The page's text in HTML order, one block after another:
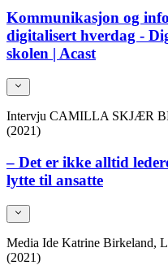
Kommunikasjon og
digitalisert hverdag -
skolen | Acast
Intervju CAMILLA SKJÆR
(2021)
– Det er ikke alltid
lytte til ansatte
Media Ide Katrine Birkeland,
(2021)